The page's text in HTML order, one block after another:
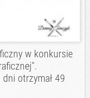
w konkursie
".
otrzymał 49